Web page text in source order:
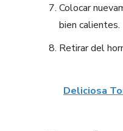
Colocar
bien calientes.
Retirar del
Deliciosa